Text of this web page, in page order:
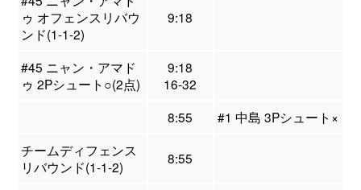
ゥ オフェンスリバウ
ンド(1-1-2)
9:18
#45 ニャン・アマド
ゥ 2Pシュート○(2点)
9:18
16-32
8:55
#1 中島 3Pシュート×
チームディフェンス
リバウンド(1-1-2)
8:55